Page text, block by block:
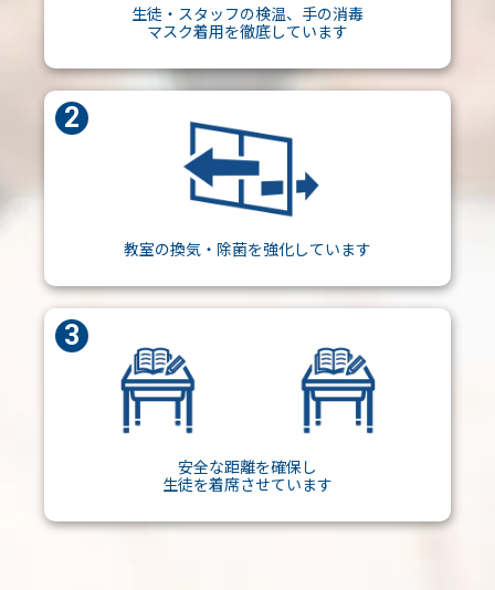
生徒・スタッフの検温、手の消毒
マスク着用を徹底しています
教室の換気・除菌を強化しています
安全な距離を確保し
生徒を着席させています